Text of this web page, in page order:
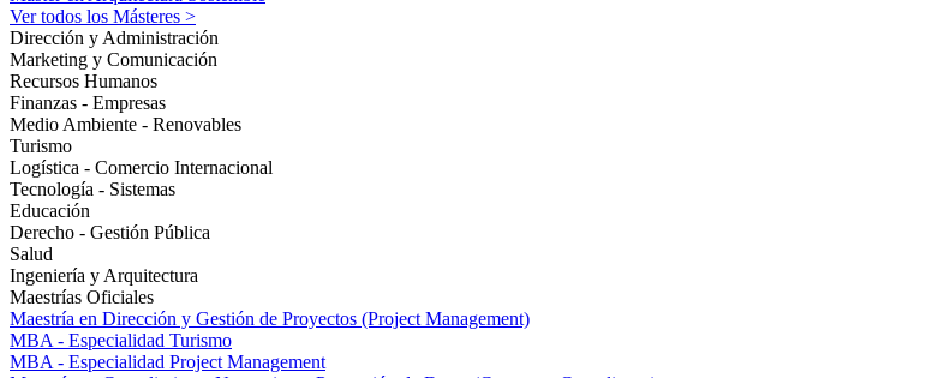
Ver todos los Másteres >
Dirección y Administración
Marketing y Comunicación
Recursos Humanos
Finanzas - Empresas
Medio Ambiente - Renovables
Turismo
Logística - Comercio Internacional
Tecnología - Sistemas
Educación
Derecho - Gestión Pública
Salud
Ingeniería y Arquitectura
Maestrías Oficiales
Maestría en Dirección y Gestión de Proyectos (Project Management)
MBA - Especialidad Turismo
MBA - Especialidad Project Management